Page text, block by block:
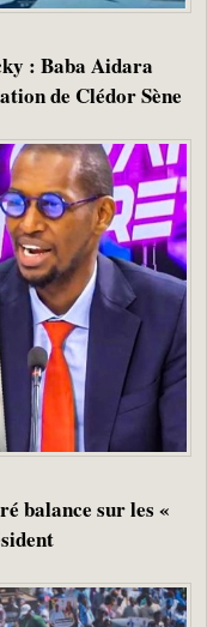
: Baba Aidara
de Clédor Sène
balance sur les «